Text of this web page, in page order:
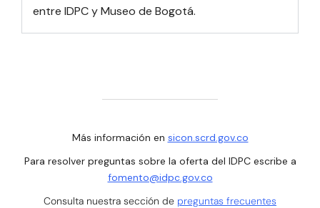
entre IDPC y Museo de Bogotá.
Más información en sicon.scrd.gov.co
Para resolver preguntas sobre la oferta del IDPC escribe a
fomento@idpc.gov.co
Consulta nuestra sección de preguntas frecuentes